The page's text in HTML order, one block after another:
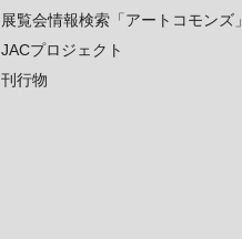
展覧会情報検索「アートコモンズ」
JACプロジェクト
刊行物